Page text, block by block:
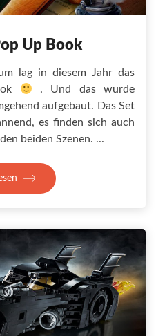
Up Book
lag in diesem Jahr das
. Und das wurde
aufgebaut. Das Set
es finden sich auch
beiden Szenen.